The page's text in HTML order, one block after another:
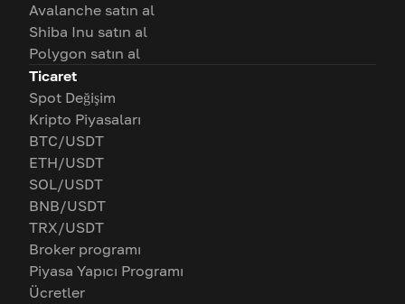
Avalanche satın al
Shiba Inu satın al
Polygon satın al
Ticaret
Spot Değişim
Kripto Piyasaları
BTC/USDT
ETH/USDT
SOL/USDT
BNB/USDT
TRX/USDT
Broker programı
Piyasa Yapıcı Programı
Ücretler